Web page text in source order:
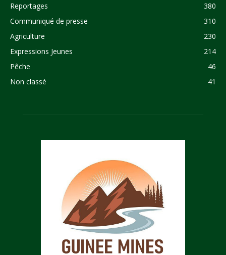
Reportages
380
Communiqué de presse
310
Agriculture
230
Expressions Jeunes
214
Pêche
46
Non classé
41